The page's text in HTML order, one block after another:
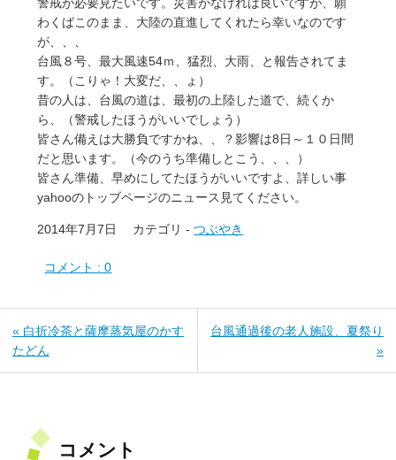
わくばこのまま、大陸の直進してくれたら幸いなのです
が、、、
台風８号、最大風速54ｍ、猛烈、大雨、と報告されてま
す。（こりゃ！大変だ、、ょ）
昔の人は、台風の道は、最初の上陸した道で、続くか
ら、（警戒したほうがいいでしょう）
皆さん備えは大勝負ですかね、、？影響は8日～１０日間
だと思います。（今のうち準備しとこう、、、）
皆さん準備、早めにしてたほうがいいですよ、詳しい事
yahooのトッブページのニュース見てください。
2014年7月7日 カテゴリ -つぶやき
コメント : 0
« 白折冷茶と薩摩蒸気屋のかす
たどん
台風通過後の老人施設、夏祭り
»
コメント